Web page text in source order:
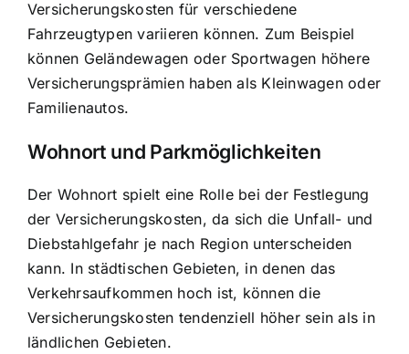
Versicherungskosten für verschiedene
Fahrzeugtypen variieren können. Zum Beispiel
können Geländewagen oder Sportwagen höhere
Versicherungsprämien haben als Kleinwagen oder
Familienautos.
Wohnort und Parkmöglichkeiten
Der Wohnort spielt eine Rolle bei der Festlegung
der Versicherungskosten, da sich die Unfall- und
Diebstahlgefahr je nach Region unterscheiden
kann. In städtischen Gebieten, in denen das
Verkehrsaufkommen hoch ist, können die
Versicherungskosten tendenziell höher sein als in
ländlichen Gebieten.